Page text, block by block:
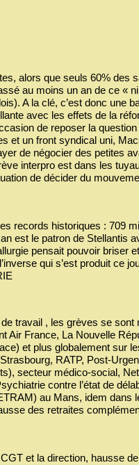
alors que seuls 60% des
au moins un an de ce «
A la clé, c’est donc une
avec les effets de la
de reposer la
et un front syndical uni,
de négocier des petites
interpro est dans les
de décider du
records historiques : 709
est le patron de Stellantis
pensait pouvoir briser
qui s’est produit ce
travail , les grèves se sont
Air France, La Nouvelle
et plus globalement sur
RATP, Post-
secteur médico-social,
contre l’état de
au Mans, idem dans
des retraites
et la direction, hausse